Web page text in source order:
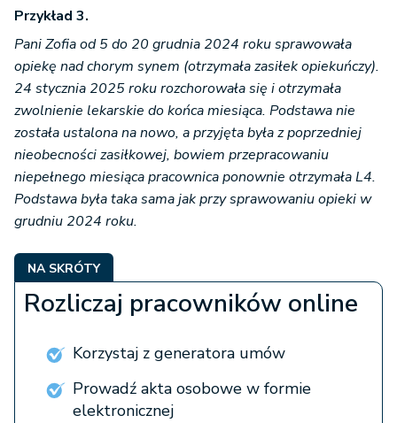
Przykład 3.
Pani Zofia od 5 do 20 grudnia 2024 roku sprawowała
opiekę nad chorym synem (otrzymała zasiłek opiekuńczy).
24 stycznia 2025 roku rozchorowała się i otrzymała
zwolnienie lekarskie do końca miesiąca. Podstawa nie
została ustalona na nowo, a przyjęta była z poprzedniej
nieobecności zasiłkowej, bowiem przepracowaniu
niepełnego miesiąca pracownica ponownie otrzymała L4.
Podstawa była taka sama jak przy sprawowaniu opieki w
grudniu 2024 roku.
NA SKRÓTY
Rozliczaj pracowników online
Korzystaj z generatora umów
Prowadź akta osobowe w formie
elektronicznej